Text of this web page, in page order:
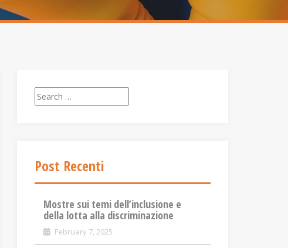
S
e
h
f
Post Recenti
Mostre sui temi dell’inclusione e
della lotta alla discriminazione
February 7, 2025